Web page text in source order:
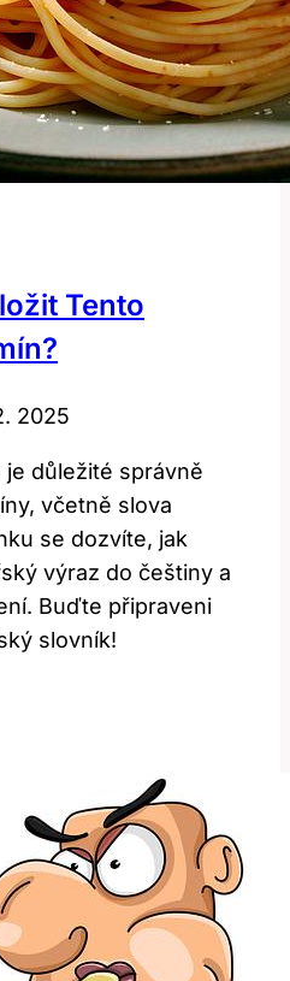
Tento
2025
důležité správně
včetně slova
se dozvíte, jak
výraz do češtiny a
Buďte připraveni
slovník!